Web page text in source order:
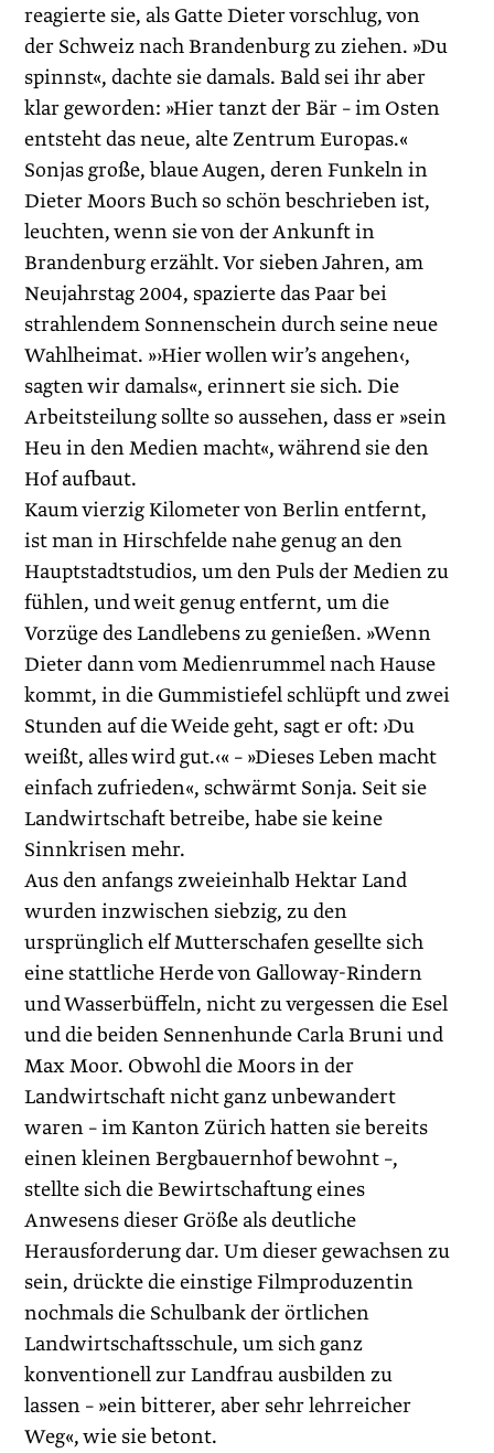
reagierte sie, als Gatte Dieter vorschlug, von
der Schweiz nach Brandenburg zu ziehen. »Du
spinnst«, dachte sie damals. Bald sei ihr aber
klar geworden: »Hier tanzt der Bär – im Osten
entsteht das neue, alte Zentrum Europas.«
Sonjas große, blaue Augen, deren Funkeln in
Dieter Moors Buch so schön beschrieben ist,
leuchten, wenn sie von der Ankunft in
Brandenburg erzählt. Vor sieben Jahren, am
Neujahrstag 2004, ­spazierte das Paar bei
strahlendem Sonnenschein durch seine neue
Wahlheimat. »›Hier wollen wir’s angehen‹,
sagten wir damals«, erinnert sie sich. Die
Arbeitsteilung sollte so aussehen, dass er »sein
Heu in den Medien macht«, während sie den
Hof aufbaut.
Kaum vierzig Kilometer von Berlin entfernt,
ist man in Hirschfelde nahe genug an den
Hauptstadtstudios, um den Puls der Medien zu
fühlen, und weit genug entfernt, um die
Vorzüge des Landlebens zu genießen. »Wenn
Dieter dann vom Medienrummel nach Hause
kommt, in die Gummistiefel schlüpft und zwei
Stunden auf die Weide geht, sagt er oft: ›Du
weißt, alles wird gut.‹« – »Dieses Leben macht
einfach zufrieden«, schwärmt Sonja. Seit sie
Landwirtschaft betreibe, habe sie keine
Sinnkrisen mehr.
Aus den anfangs zweieinhalb Hektar Land
wurden inzwischen siebzig, zu den
ursprünglich elf Mutterschafen gesellte sich
eine stattliche Herde von Galloway-Rindern
und Wasserbüffeln, nicht zu vergessen die Esel
und die beiden Sennenhunde Carla Bruni und
Max Moor. Obwohl die Moors in der
Landwirtschaft nicht ganz unbewandert
waren – im Kanton Zürich hatten sie bereits
einen kleinen Bergbauernhof bewohnt –,
stellte sich die Bewirtschaftung eines
Anwesens dieser Größe als deutliche
Herausforderung dar. Um dieser gewachsen zu
sein, drückte die einstige Filmproduzentin
nochmals die Schulbank der örtlichen
Landwirtschaftsschule, um sich ganz
konventionell zur Landfrau ausbilden zu
lassen – »ein bitterer, aber sehr lehrreicher
Weg«, wie sie betont.